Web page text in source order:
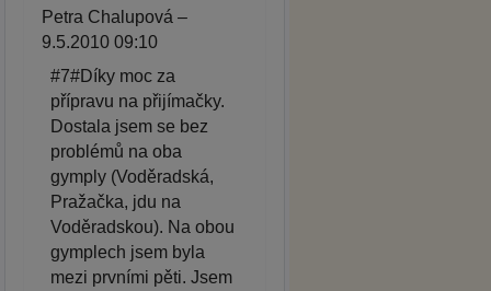
Petra Chalupová –
9.5.2010 09:10
#7#Díky moc za
přípravu na přijímačky.
Dostala jsem se bez
problémů na oba
gymply (Voděradská,
Pražačka, jdu na
Voděradskou). Na obou
gymplech jsem byla
mezi prvními pěti. Jsem